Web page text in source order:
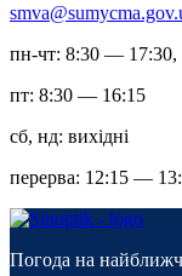
пн-чт: 8:30 — 17:30,
пт: 8:30 — 16:15
сб, нд: вихідні
перерва: 12:15 —
Погода на